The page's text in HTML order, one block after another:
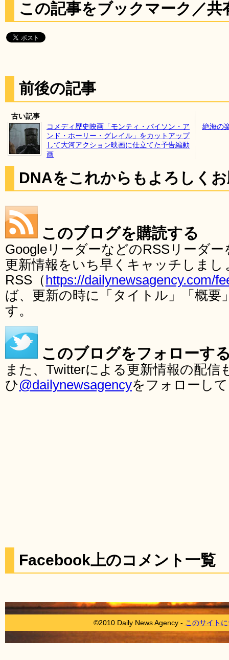
この記事をブックマーク／共
前後の記事
古い記事
コメディ歴史映画「モンティ・パイソン・ア
ンド・ホーリー・グレイル」をカットアップ
して大河アクション映画に仕立てた予告編動
画
絶海の
DNAをこれからもよろしく
このブログを購読する
GoogleリーダーなどのRSSリーダ
更新情報をいち早くキャッチしま
RSS（ https://dailynewsagency.com/
ば、更新の時に「タイトル」「概要
す。
このブログをフォローす
また、Twitterによる更新情報の配
ひ@dailynewsagencyをフォローし
Facebook上のコメント一覧
©2010 Daily News Agency - このサイト